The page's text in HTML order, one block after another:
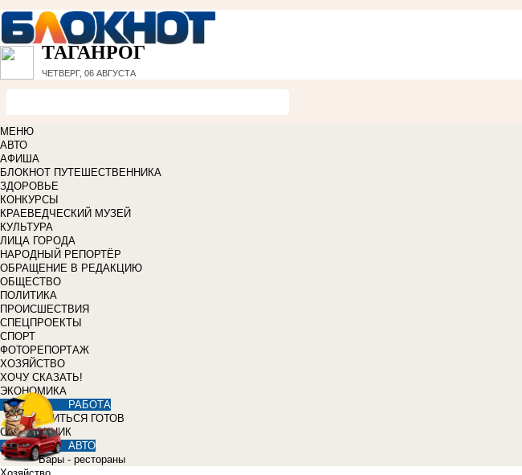
ТАГАНРОГ
ЧЕТВЕРГ, 06 АВГУСТА
МЕНЮ
АВТО
АФИША
БЛОКНОТ ПУТЕШЕСТВЕННИКА
ЗДОРОВЬЕ
КОНКУРСЫ
КРАЕВЕДЧЕСКИЙ МУЗЕЙ
КУЛЬТУРА
ЛИЦА ГОРОДА
НАРОДНЫЙ РЕПОРТЁР
ОБРАЩЕНИЕ В РЕДАКЦИЮ
ОБЩЕСТВО
ПОЛИТИКА
ПРОИСШЕСТВИЯ
СПЕЦПРОЕКТЫ
СПОРТ
ФОТОРЕПОРТАЖ
ХОЗЯЙСТВО
ХОЧУ СКАЗАТЬ!
ЭКОНОМИКА
РАБОТА
УЧИТЬСЯ ГОТОВ
СПРАВОЧНИК
АВТО
Бары - рестораны